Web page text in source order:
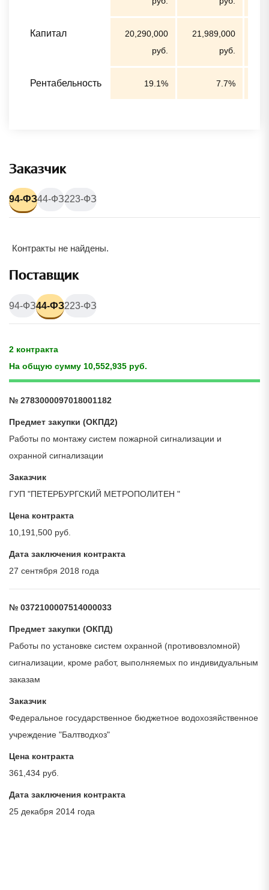
Капитал
20,290,000
руб.
21,989,000
руб.
Рентабельность 19.1% 7.7%
Заказчик
94-ФЗ44-ФЗ223-ФЗ
Контракты не найдены.
Поставщик
94-ФЗ44-ФЗ223-ФЗ
2 контракта
На общую сумму 10,552,935 руб.
№ 2783000097018001182
Предмет закупки (ОКПД2)
Работы по монтажу систем пожарной сигнализации и
охранной сигнализации
Заказчик
ГУП "ПЕТЕРБУРГСКИЙ МЕТРОПОЛИТЕН "
Цена контракта
10,191,500 руб.
Дата заключения контракта
27 сентября 2018 года
№ 0372100007514000033
Предмет закупки (ОКПД)
Работы по установке систем охранной (противовзломной)
сигнализации, кроме работ, выполняемых по индивидуальным
заказам
Заказчик
Федеральное государственное бюджетное водохозяйственное
учреждение "Балтводхоз"
Цена контракта
361,434 руб.
Дата заключения контракта
25 декабря 2014 года